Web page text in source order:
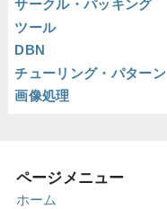
サークル・パッキング
ツール
DBN
チューリング・パターン
画像処理
ページメニュー
ホーム